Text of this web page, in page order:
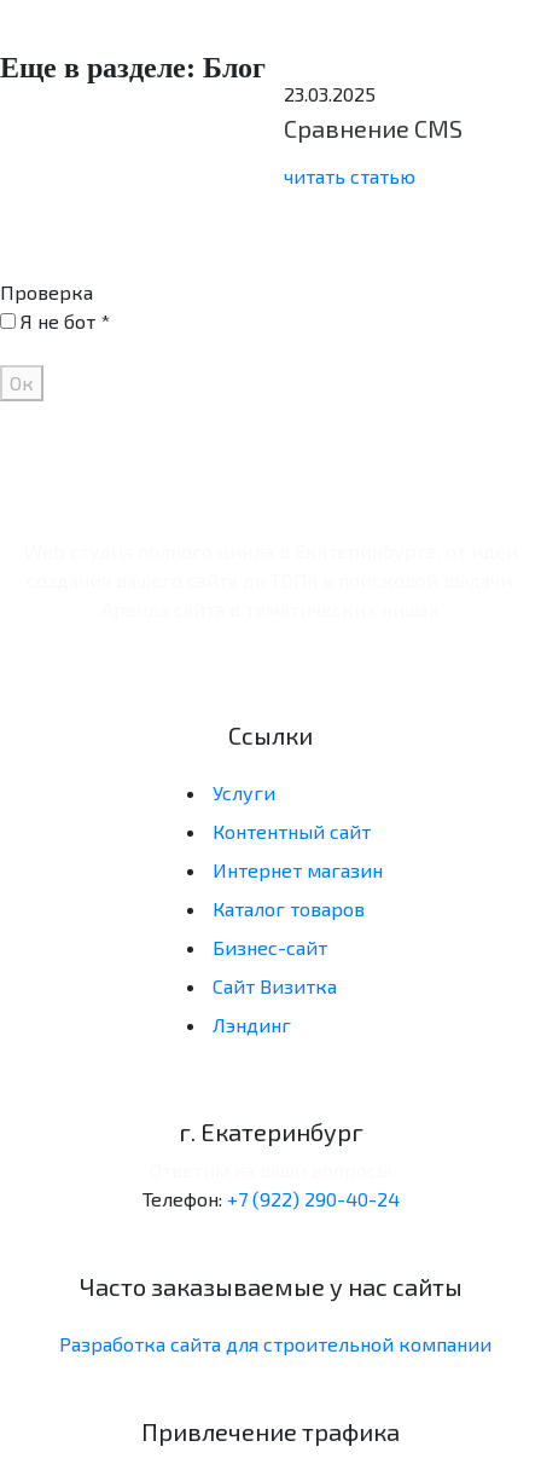
Еще в разделе: Блог
23.03.2025
Сравнение CMS
читать статью
Проверка
Я не бот *
Ок
Ссылки
Услуги
Контентный сайт
Интернет магазин
Каталог товаров
Бизнес-сайт
Сайт Визитка
Лэндинг
г. Екатеринбург
Телефон: +7 (922) 290-40-24
Часто заказываемые у нас сайты
Разработка сайта для строительной компании
Привлечение трафика